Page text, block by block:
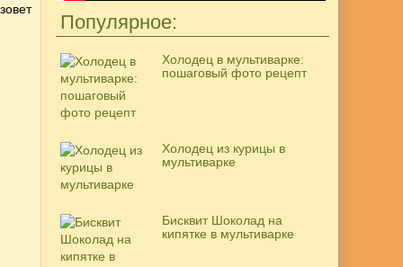
Популярное:
Холодец в мультиварке:
пошаговый фото рецепт
Холодец из курицы в
мультиварке
Бисквит Шоколад на
кипятке в мультиварке